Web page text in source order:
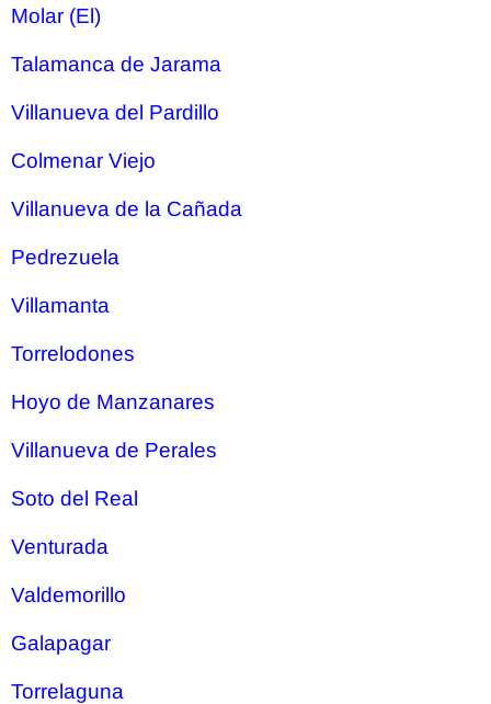
Molar (El)
Talamanca de Jarama
Villanueva del Pardillo
Colmenar Viejo
Villanueva de la Cañada
Pedrezuela
Villamanta
Torrelodones
Hoyo de Manzanares
Villanueva de Perales
Soto del Real
Venturada
Valdemorillo
Galapagar
Torrelaguna